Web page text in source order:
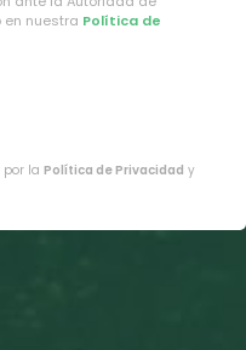
nuestra Política de
por la Política de Privacidad y